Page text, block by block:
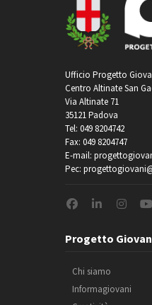
Ufficio Progetto
Centro Altinate San
Via Altinate 71
35121 Padova
Tel: 049 8204742
Fax: 049 8204747
E-mail:
Pec:
Progetto
Chi siamo
Informagiovani